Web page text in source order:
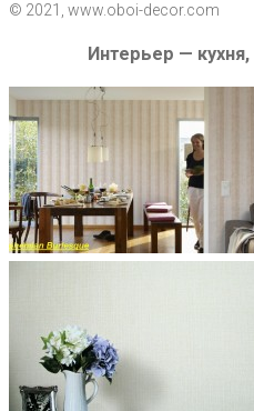
© 2021, www.oboi-decor.com
Интерьер —